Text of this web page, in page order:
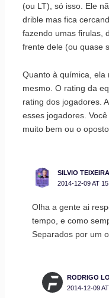
(ou LT), só isso. Ele
drible mas fica
fazendo umas firulas,
frente dele (ou quase
Quanto à química, ela
mesmo. O rating da
rating dos jogadores.
esses jogadores.
muito bem ou o
SILVIO TEIXEIRA
2014-12-09 AT
Olha a gente ai
tempo, e como
Separados por um
RODRIGO
2014-12-09